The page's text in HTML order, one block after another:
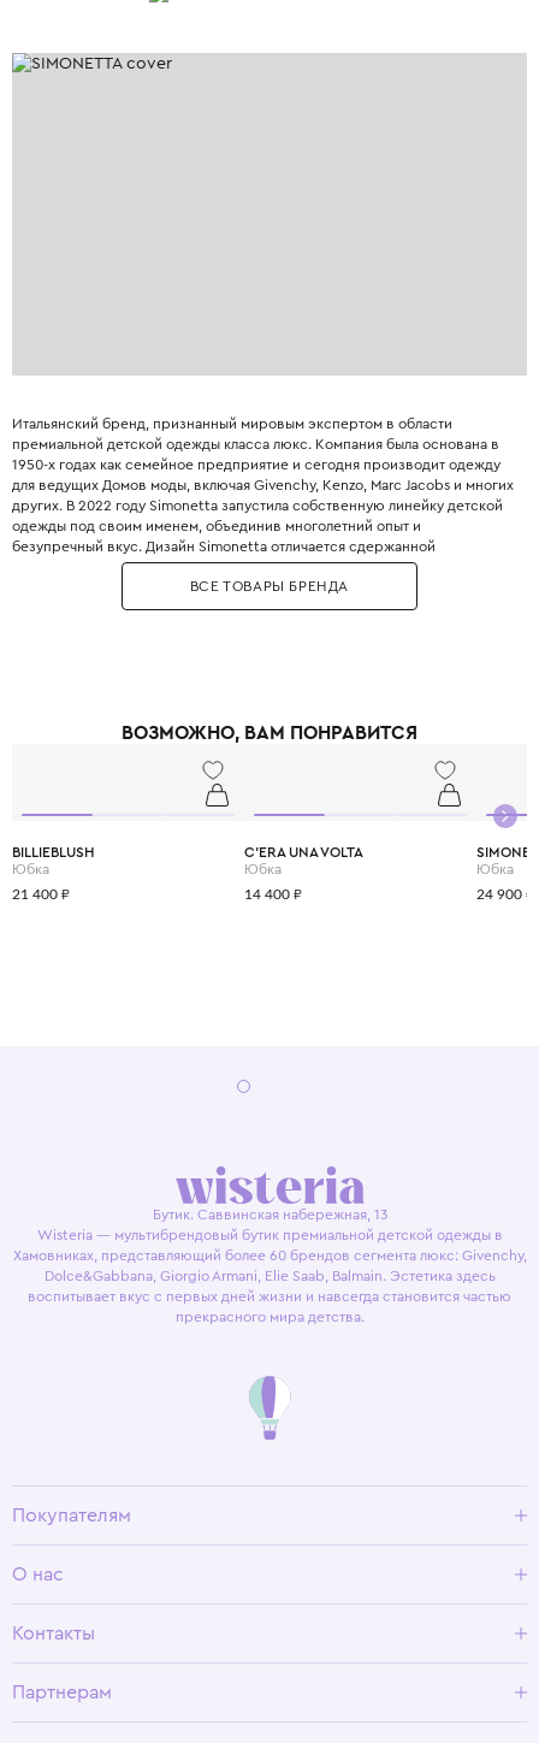
Итальянский бренд, признанный мировым экспертом в области
премиальной детской одежды класса люкс. Компания была основана в
1950-х годах как семейное предприятие и сегодня производит одежду
для ведущих Домов моды, включая Givenchy, Kenzo, Marc Jacobs и многих
других. В 2022 году Simonetta запустила собственную линейку детской
одежды под своим именем, объединив многолетний опыт и
безупречный вкус. Дизайн Simonetta отличается сдержанной
элегантностью, вниманием к деталям и использованием самых дорогих
тканей: тончайшая шерсть, хлопок-сатин, кружево и шёлк. Особое место
в коллекциях занимают церемониальные наряды для крещения, первого
поколениями итальянское качество и элегантность.
ВСЕ ТОВАРЫ БРЕНДА
ВОЗМОЖНО, ВАМ ПОНРАВИТСЯ
BILLIEBLUSH
Юбка
21 400 ₽
C'ERA UNA VOLTA
Юбка
14 400 ₽
Юбка
24 900 ₽
Бутик. Саввинская набережная, 13
Wisteria — мультибрендовый бутик премиальной детской одежды в
Хамовниках, представляющий более 60 брендов сегмента люкс: Givenchy,
Dolce&Gabbana, Giorgio Armani, Elie Saab, Balmain. Эстетика здесь
воспитывает вкус с первых дней жизни и навсегда становится частью
прекрасного мира детства.
Покупателям
Условия возврата
О нас
Программа лояльности
Контакты
Партнерам